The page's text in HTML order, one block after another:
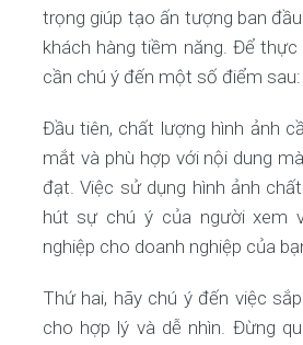
trọng giúp tạo ấn tượng ban
khách hàng tiềm năng. Để thực
cần chú ý đến một số điểm sau:
Đầu tiên, chất lượng hình ảnh
mắt và phù hợp với nội dung
đạt. Việc sử dụng hình ảnh
hút sự chú ý của người xem
nghiệp cho doanh nghiệp của
Thứ hai, hãy chú ý đến việc
cho hợp lý và dễ nhìn. Đừng